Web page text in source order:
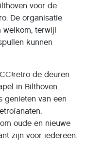
voor de
De organisatie
welkom, terwijl
kunnen
de deuren
in Bilthoven.
genieten van een
oude en nieuwe
zijn voor iedereen.